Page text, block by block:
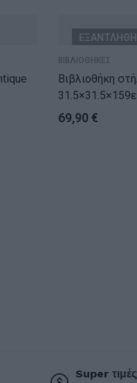
ΒΙΒΛΙΟΘΗΚΕΣ
Βιβλιoθήκη στήλη
69,90 €
Super